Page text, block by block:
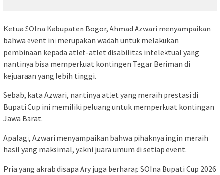
Ketua SOIna Kabupaten Bogor, Ahmad Azwari menyampaikan
bahwa event ini merupakan wadah untuk melakukan
pembinaan kepada atlet-atlet disabilitas intelektual yang
nantinya bisa memperkuat kontingen Tegar Beriman di
kejuaraan yang lebih tinggi.
Sebab, kata Azwari, nantinya atlet yang meraih prestasi di
Bupati Cup ini memiliki peluang untuk memperkuat kontingan
Jawa Barat.
Apalagi, Azwari menyampaikan bahwa pihaknya ingin meraih
hasil yang maksimal, yakni juara umum di setiap event.
Pria yang akrab disapa Ary juga berharap SOIna Bupati Cup 2026